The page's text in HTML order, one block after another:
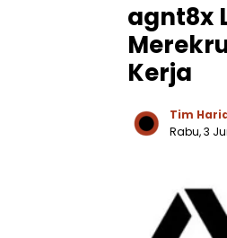
agnt8x
Kerja
Tim
Rabu, 3